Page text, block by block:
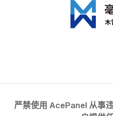
严禁使用 AcePanel 从事